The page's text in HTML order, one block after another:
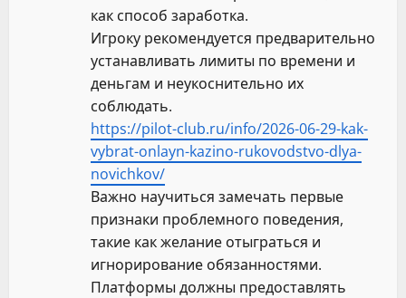
как способ заработка.
Игроку рекомендуется предварительно
устанавливать лимиты по времени и
деньгам и неукоснительно их
соблюдать.
https://pilot-club.ru/info/2026-06-29-kak-
vybrat-onlayn-kazino-rukovodstvo-dlya-
novichkov/
Важно научиться замечать первые
признаки проблемного поведения,
такие как желание отыграться и
игнорирование обязанностями.
Платформы должны предоставлять